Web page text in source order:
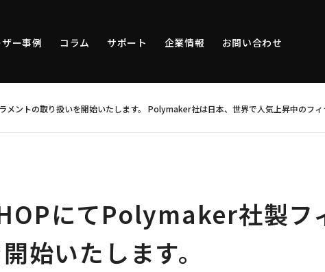
ー事例 コラム サポート 企業情報 お問い合わせ
ントの取り扱いを開始いたします。 Polymaker社は日本、世界で人気上昇中のフィ
にてPolymaker社製フ
始いたします。